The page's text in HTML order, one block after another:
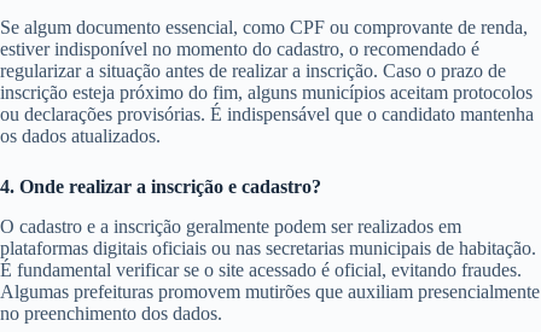
Se algum documento essencial, como CPF ou comprovante de renda,
estiver indisponível no momento do cadastro, o recomendado é
regularizar a situação antes de realizar a inscrição. Caso o prazo de
inscrição esteja próximo do fim, alguns municípios aceitam protocolos
ou declarações provisórias. É indispensável que o candidato mantenha
os dados atualizados.
4. Onde realizar a inscrição e cadastro?
O cadastro e a inscrição geralmente podem ser realizados em
plataformas digitais oficiais ou nas secretarias municipais de habitação.
É fundamental verificar se o site acessado é oficial, evitando fraudes.
Algumas prefeituras promovem mutirões que auxiliam presencialmente
no preenchimento dos dados.